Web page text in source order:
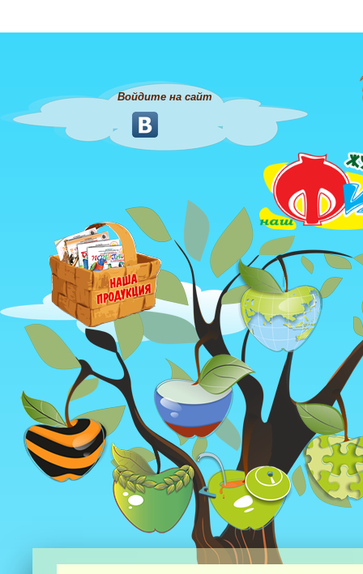
Войдите на сайт